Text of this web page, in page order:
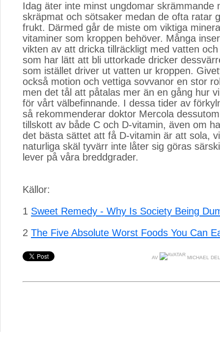
Idag äter inte minst ungdomar skrämmande
skräpmat och sötsaker medan de ofta ratar
frukt. Därmed går de miste om viktiga
vitaminer som kroppen behöver. Många
vikten av att dricka tillräckligt med vatten
som har lätt att bli uttorkade dricker
som istället driver ut vatten ur kroppen.
också motion och vettiga sovvanor en stor
men det tål att påtalas mer än en gång hur
för vårt välbefinnande. I dessa tider av
så rekommenderar doktor Mercola
tillskott av både C och D-vitamin, även om
det bästa sättet att få D-vitamin är att sola,
naturliga skäl tyvärr inte låter sig göras
lever på våra breddgrader.
Källor:
1 Sweet Remedy - Why Is Society Being
2 The Five Absolute Worst Foods You Can
AV MICHAEL